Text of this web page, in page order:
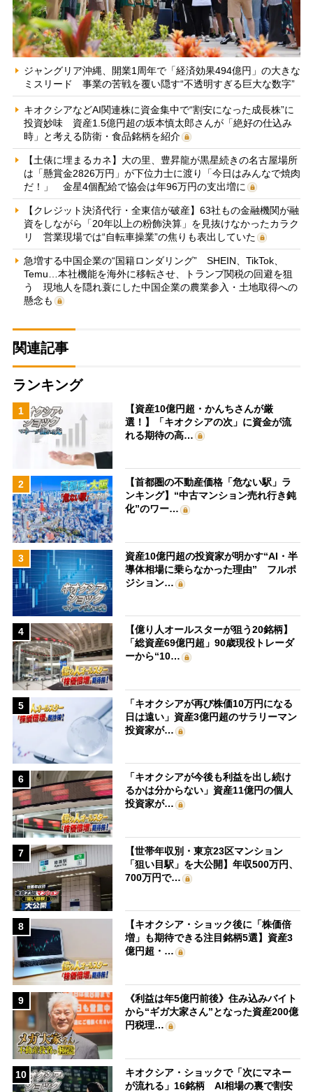
ジャングリア沖縄、開業1周年で「経済効果494億円」の大きな
ミスリード 事業の苦戦を覆い隠す“不透明すぎる巨大な数字”
キオクシアなどAI関連株に資金集中で“割安になった成長株”に
投資妙味 資産1.5億円超の坂本慎太郎さんが「絶好の仕込み
時」と考える防衛・食品銘柄を紹介
【土俵に埋まるカネ】大の里、豊昇龍が黒星続きの名古屋場所
は「懸賞金2826万円」が下位力士に渡り「今日はみんなで焼肉
だ！」 金星4個配給で協会は年96万円の支出増に
【クレジット決済代行・全東信が破産】63社もの金融機関が融
資をしながら「20年以上の粉飾決算」を見抜けなかったカラク
リ 営業現場では“自転車操業”の焦りも表出していた
急増する中国企業の“国籍ロンダリング” SHEIN、TikTok、
Temu…本社機能を海外に移転させ、トランプ関税の回避を狙
う 現地人を隠れ蓑にした中国企業の農業参入・土地取得への
懸念も
関連記事
ランキング
1
【資産10億円超・かんちさんが厳
選！】「キオクシアの次」に資金が流
れる期待の高…
2
【首都圏の不動産価格「危ない駅」ラ
ンキング】“中古マンション売れ行き鈍
化”のワー…
3
資産10億円超の投資家が明かす“AI・半
導体相場に乗らなかった理由” フルポ
ジション…
4
【億り人オールスターが狙う20銘柄】
「総資産69億円超」90歳現役トレーダ
ーから“10…
5
「キオクシアが再び株価10万円になる
日は遠い」資産3億円超のサラリーマン
投資家が…
6
「キオクシアが今後も利益を出し続け
るかは分からない」資産11億円の個人
投資家が…
7
【世帯年収別・東京23区マンション
「狙い目駅」を大公開】年収500万円、
700万円で…
8
【キオクシア・ショック後に「株価倍
増」も期待できる注目銘柄5選】資産3
億円超・…
9
《利益は年5億円前後》住み込みバイト
から“ギガ大家さん”となった資産200億
円税理…
10
キオクシア・ショックで「次にマネー
が流れる」16銘柄 AI相場の裏で割安